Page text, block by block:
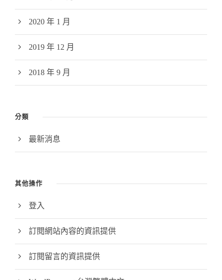
2020 年 1 月
2019 年 12 月
2018 年 9 月
分類
最新消息
其他操作
登入
訂閱網站內容的資訊提供
訂閱留言的資訊提供